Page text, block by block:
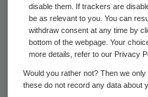
gemiddeld veel
declareren.
RTL Nieuws bekeek
disable them. If trackers are
be as relevant to you. You can
withdraw consent at any time by
bottom of the webpage. Your
more details, refer to our Privacy
Would you rather not? Then we
these do not record any data about